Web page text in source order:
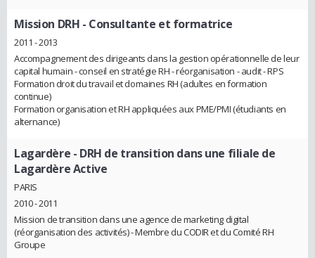
Mission DRH - Consultante et formatrice
2011 - 2013
Accompagnement des dirigeants dans la gestion opérationnelle de leur
capital humain - conseil en stratégie RH - réorganisation - audit - RPS
Formation droit du travail et domaines RH (adultes en formation
continue)
Formation organisation et RH appliquées aux PME/PMI (étudiants en
alternance)
Lagardère - DRH de transition dans une filiale de
Lagardère Active
PARIS
2010 - 2011
Mission de transition dans une agence de marketing digital
(réorganisation des activités) - Membre du CODIR et du Comité RH
Groupe